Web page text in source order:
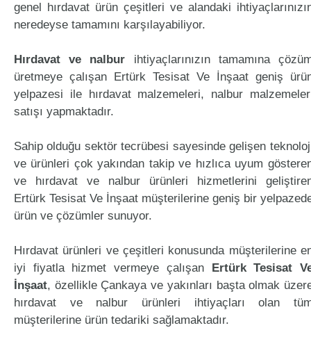
genel hırdavat ürün çeşitleri ve alandaki
neredeyse tamamını karşılayabiliyor.
Hırdavat ve nalbur ihtiyaçlarınızın tamamına
üretmeye çalışan Ertürk Tesisat Ve İnşaat geniş
yelpazesi ile hırdavat malzemeleri, nalbur
satışı yapmaktadır.
Sahip olduğu sektör tecrübesi sayesinde gelişen
ve ürünleri çok yakından takip ve hızlıca uyum
ve hırdavat ve nalbur ürünleri hizmetlerini
Ertürk Tesisat Ve İnşaat müşterilerine geniş bir
ürün ve çözümler sunuyor.
Hırdavat ürünleri ve çeşitleri konusunda müşterilerine
iyi fiyatla hizmet vermeye çalışan Ertürk Tesisat
İnşaat, özellikle Çankaya ve yakınları başta olmak
hırdavat ve nalbur ürünleri ihtiyaçları olan
müşterilerine ürün tedariki sağlamaktadır.